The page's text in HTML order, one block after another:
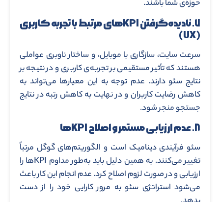
حوزه‌ی شما باشند.
۷. نادیده‌گرفتن KPIهای مرتبط با تجربه کاربری
(UX)
سرعت سایت، سازگاری با موبایل، و ساختار ناوبری عواملی
هستند که تأثیر مستقیمی بر تجربه‌ی کاربری و در نتیجه بر
نتایج سئو دارند. عدم توجه به این معیارها می‌تواند به
کاهش رضایت کاربران و در نهایت به کاهش رتبه در نتایج
جستجو منجر شود.
۸. عدم ارزیابی مستمر و اصلاح KPIها
سئو فرآیندی دینامیک است و الگوریتم‌های گوگل مرتباً
تغییر می‌کنند. به همین دلیل باید به‌طور مداوم KPIها را
ارزیابی و در صورت لزوم اصلاح کرد. عدم انجام این کار باعث
می‌شود استراتژی سئو به مرور کارایی خود را از دست